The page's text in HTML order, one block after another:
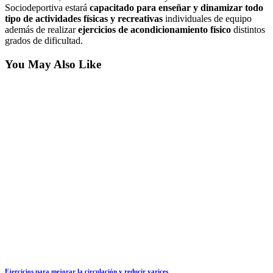
Sociodeportiva estará capacitado para enseñar y dinamizar todo
tipo de actividades físicas y recreativas individuales de equipo
además de realizarejercicios de acondicionamiento físico distintos
grados de dificultad.
You May Also Like
Ejercicios para mejorar la circulación y reducir varices